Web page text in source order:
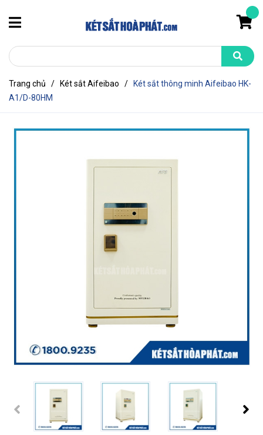
Trang chủ / Két sắt Aifeibao /
Két sắt thông minh Aifeibao HK-
A1/D-80HM